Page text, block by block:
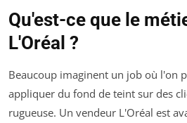
Qu'est-ce que le
L'Oréal ?
Beaucoup imaginent un job où l'on
appliquer du fond de teint sur des
rugueuse. Un vendeur L'Oréal est